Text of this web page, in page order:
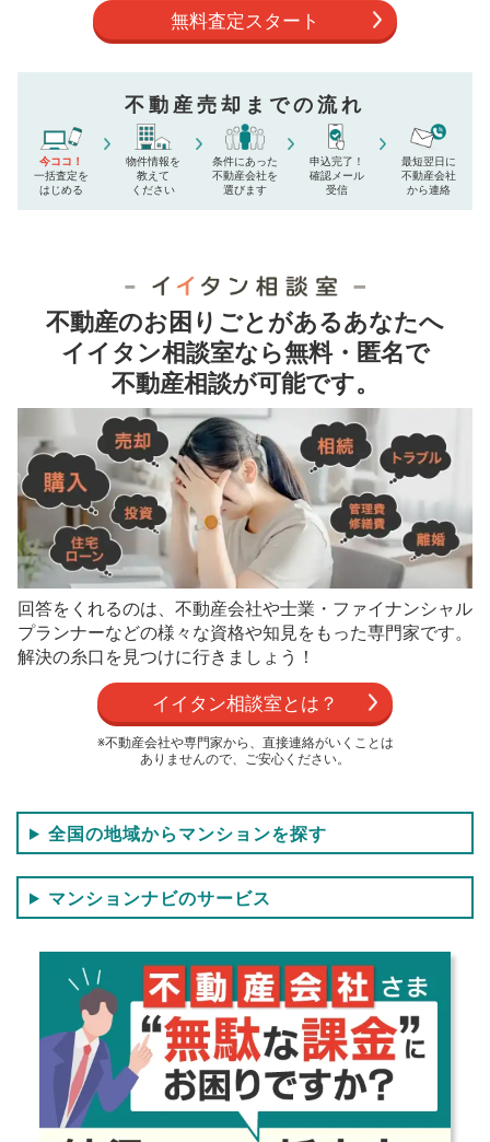
無料査定スタート
不動産売却までの流れ
今ココ！
一括査定を
はじめる
物件情報を
教えて
ください
条件にあった
不動産会社を
選びます
申込完了！
確認メール
受信
最短翌日に
不動産会社
から連絡
不動産のお困りごとがあるあなたへ
イイタン相談室なら無料・匿名で
不動産相談が可能です。
回答をくれるのは、不動産会社や士業・ファイナンシャル
プランナーなどの様々な資格や知見をもった専門家です。
解決の糸口を見つけに行きましょう！
イイタン相談室とは？
※不動産会社や専門家から、直接連絡がいくことは
ありませんので、ご安心ください。
全国の地域からマンションを探す
マンションナビのサービス